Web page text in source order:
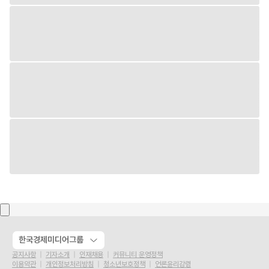
한국경제미디어그룹
공지사항 기자소개 인재채용
커뮤니티 운영정책
이용약관
개인정보처리방침 청소년보호정책 언론윤리강령